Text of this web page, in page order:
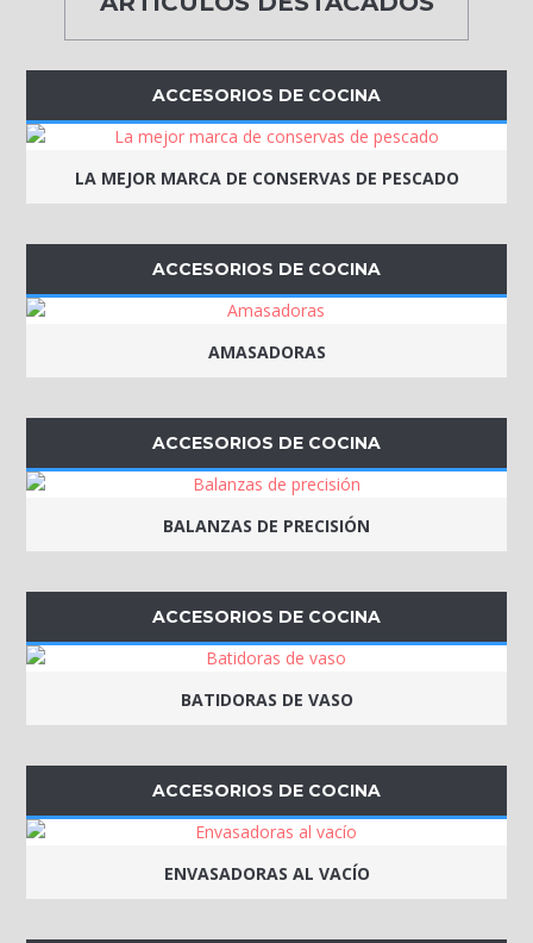
ACCESORIOS DE COCINA
LA MEJOR MARCA DE CONSERVAS DE PESCADO
ACCESORIOS DE COCINA
AMASADORAS
ACCESORIOS DE COCINA
BALANZAS DE PRECISIÓN
ACCESORIOS DE COCINA
BATIDORAS DE VASO
ACCESORIOS DE COCINA
ENVASADORAS AL VACÍO